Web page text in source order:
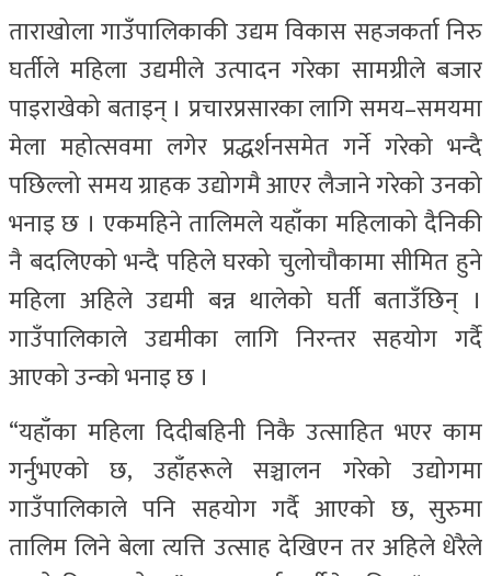
ताराखोला गाउँपालिकाकी उद्यम विकास सहजकर्ता निरु
घर्तीले महिला उद्यमीले उत्पादन गरेका सामग्रीले बजार
पाइराखेको बताइन् । प्रचारप्रसारका लागि समय–समयमा
मेला महोत्सवमा लगेर प्रद्धर्शनसमेत गर्ने गरेको भन्दै
पछिल्लो समय ग्राहक उद्योगमै आएर लैजाने गरेको उनको
भनाइ छ । एकमहिने तालिमले यहाँका महिलाको दैनिकी
नै बदलिएको भन्दै पहिले घरको चुलोचौकामा सीमित हुने
महिला अहिले उद्यमी बन्न थालेको घर्ती बताउँछिन् ।
गाउँपालिकाले उद्यमीका लागि निरन्तर सहयोग गर्दै
आएको उन्को भनाइ छ ।
“यहाँका महिला दिदीबहिनी निकै उत्साहित भएर काम
गर्नुभएको छ, उहाँहरूले सञ्चालन गरेको उद्योगमा
गाउँपालिकाले पनि सहयोग गर्दै आएको छ, सुरुमा
तालिम लिने बेला त्यत्ति उत्साह देखिएन तर अहिले धेरैले